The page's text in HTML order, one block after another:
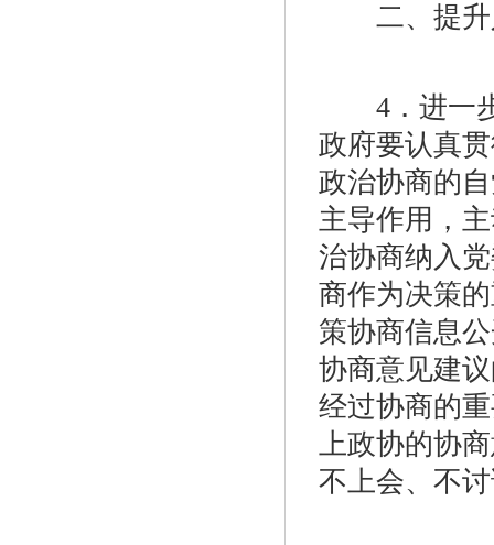
二、提升
4．进一步
政府要认真
政治协商的
主导作用，
治协商纳入
商作为决策
策协商信息
协商意见建
经过协商的
上政协的协
不上会、不